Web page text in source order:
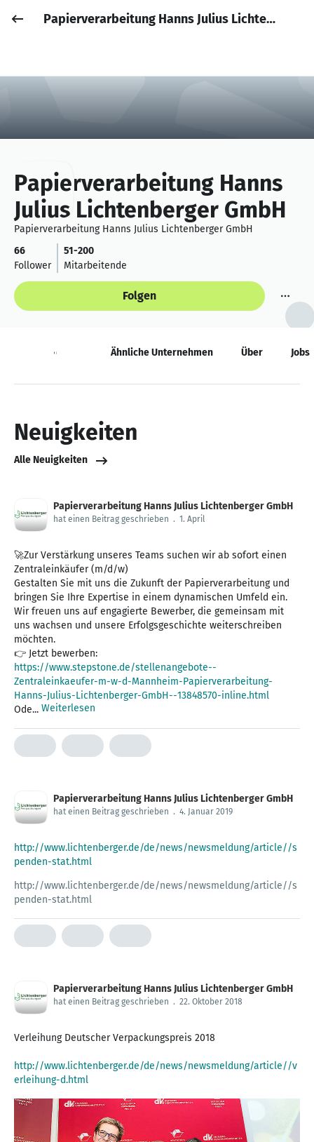
Anmelden
Job posten
Papierverarbeitung Hanns Julius Lichtenberger GmbH
Papierverarbeitung Hanns
Julius Lichtenberger GmbH
Papierverarbeitung Hanns Julius Lichtenberger GmbH
66
Follower
51-200
Mitarbeitende
Folgen
Neuigkeiten Ähnliche Unternehmen Über Jobs
Neuigkeiten
Alle Neuigkeiten
Papierverarbeitung Hanns Julius Lichtenberger GmbH
hat einen Beitrag geschrieben . 1. April
🚀Zur Verstärkung unseres Teams suchen wir ab sofort einen
Zentraleinkäufer (m/d/w)
Gestalten Sie mit uns die Zukunft der Papierverarbeitung und
bringen Sie Ihre Expertise in einem dynamischen Umfeld ein.
Wir freuen uns auf engagierte Bewerber, die gemeinsam mit
uns wachsen und unsere Erfolgsgeschichte weiterschreiben
möchten.
https://www.stepstone.de/stellenangebote--
Zentraleinkaeufer-m-w-d-Mannheim-Papierverarbeitung-
Hanns-Julius-Lichtenberger-GmbH--13848570-inline.html
Ode... Weiterlesen
Papierverarbeitung Hanns Julius Lichtenberger GmbH
hat einen Beitrag geschrieben . 4. Januar 2019
http://www.lichtenberger.de/de/news/newsmeldung/article//s
penden-stat.html
http://www.lichtenberger.de/de/news/newsmeldung/article//s
penden-stat.html
Papierverarbeitung Hanns Julius Lichtenberger GmbH
hat einen Beitrag geschrieben . 22. Oktober 2018
Verleihung Deutscher Verpackungspreis 2018
http://www.lichtenberger.de/de/news/newsmeldung/article//v
erleihung-d.html